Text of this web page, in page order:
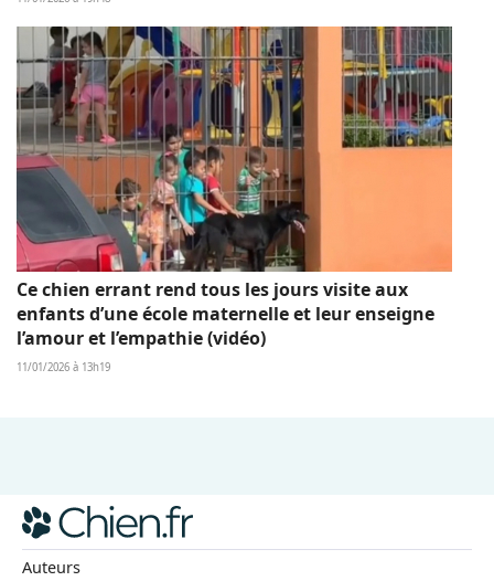
Ce chien errant rend tous les jours visite aux
enfants d’une école maternelle et leur enseigne
l’amour et l’empathie (vidéo)
11/01/2026 à 13h19
Auteurs